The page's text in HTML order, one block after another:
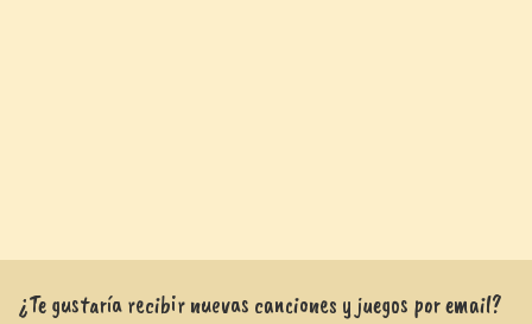
¿Te gustaría recibir nuevas canciones y juegos por email?